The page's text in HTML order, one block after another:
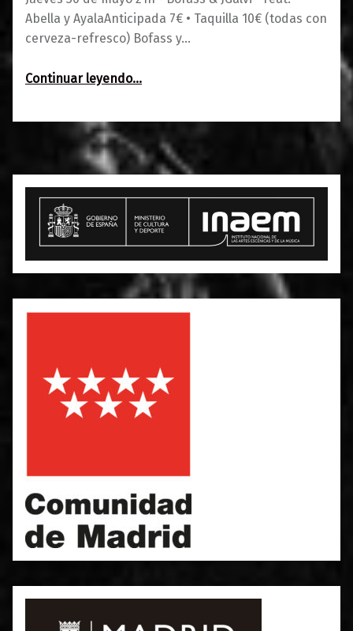
Abella y AyalaAnticipada 7€ • Taquilla 10€ (todas con
cerveza-refresco) Bofass y…
Continuar leyendo…